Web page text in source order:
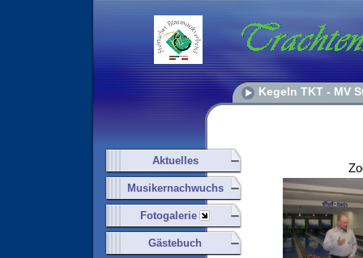
Kegeln TKT - MV
Aktuelles
Musikernachwuchs
Fotogalerie
Gästebuch